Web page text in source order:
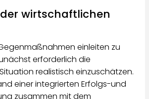
wirtschaftlichen
einleiten zu
erforderlich die
realistisch einzuschätzen.
einer integrierten Erfolgs-und
zusammen mit dem